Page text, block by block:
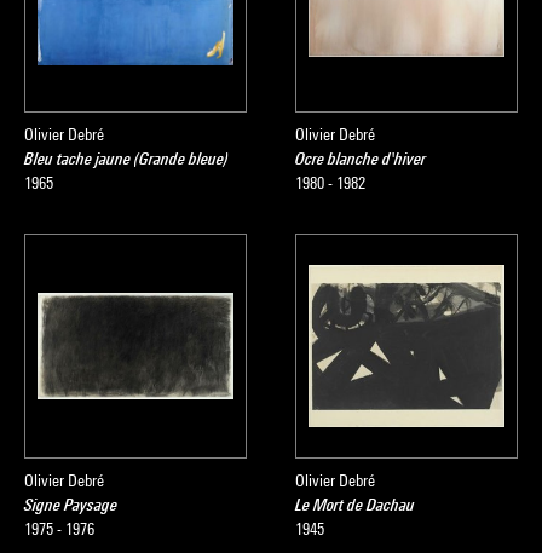
Olivier Debré
Bleu tache jaune (Grande bleue)
1965
Olivier Debré
Ocre blanche d'hiver
1980 - 1982
Olivier Debré
Signe Paysage
1975 - 1976
Olivier Debré
Le Mort de Dachau
1945